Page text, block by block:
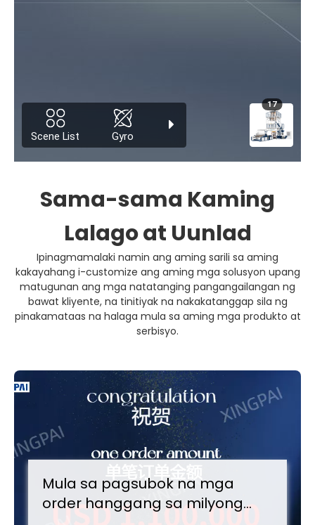
Sama-sama Kaming
Lalago at Uunlad
Ipinagmamalaki namin ang aming sarili sa aming
kakayahang i-customize ang aming mga solusyon upang
matugunan ang mga natatanging pangangailangan ng
bawat kliyente, na tinitiyak na nakakatanggap sila ng
pinakamataas na halaga mula sa aming mga produkto at
serbisyo.
Mula sa pagsubok na mga
order hanggang sa milyong